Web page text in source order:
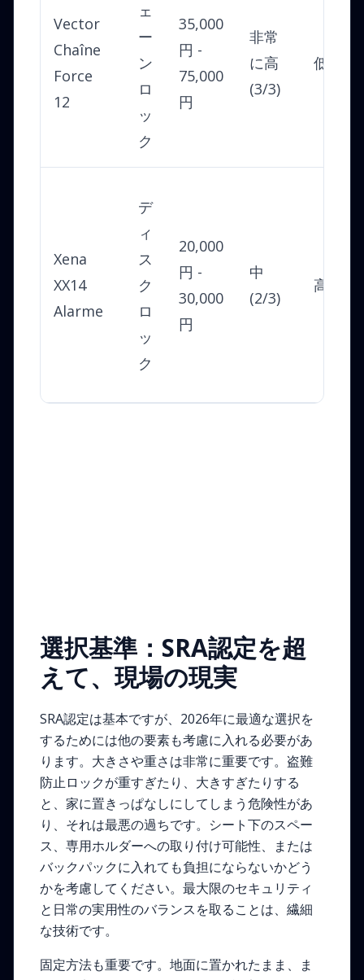
Vector
Chaîne
Force
12
ェ
ー
ン
ロ
ッ
ク
35,000
円 -
75,000
円
非常
に高
(3/3)
低
Xena
XX14
Alarme
デ
ィ
ス
ク
ロ
ッ
ク
20,000
円 -
30,000
円
中
(2/3)
高
選択基準：SRA認定を超
えて、現場の現実
SRA認定は基本ですが、2026年に最適な選択を
するためには他の要素も考慮に入れる必要があ
ります。大きさや重さは非常に重要です。盗難
防止ロックが重すぎたり、大きすぎたりする
と、家に置きっぱなしにしてしまう危険性があ
り、それは最悪の過ちです。シート下のスペー
ス、専用ホルダーへの取り付け可能性、または
バックパックに入れても負担にならないかどう
かを考慮してください。最大限のセキュリティ
と日常の実用性のバランスを取ることは、繊細
な技術です。
固定方法も重要です。地面に置かれたまま、ま